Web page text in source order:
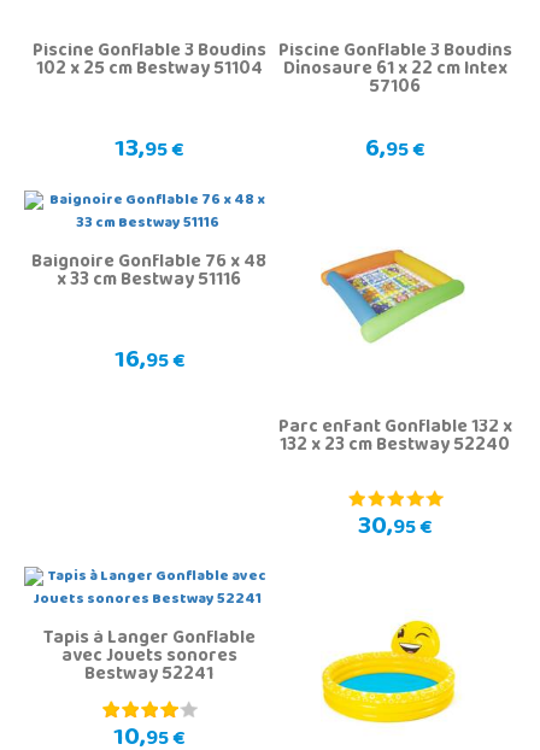
Piscine Gonflable 3 Boudins
102 x 25 cm Bestway 51104
13,95 €
Piscine Gonflable 3 Boudins
Dinosaure 61 x 22 cm Intex
57106
6,95 €
Baignoire Gonflable 76 x 48
x 33 cm Bestway 51116
16,95 €
Parc enfant Gonflable 132 x
132 x 23 cm Bestway 52240
30,95 €
Tapis à Langer Gonflable
avec Jouets sonores
Bestway 52241
10,95 €